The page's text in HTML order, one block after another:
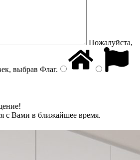
Пожалуйста,
выбрав Флаг.
с Вами в ближайшее время.